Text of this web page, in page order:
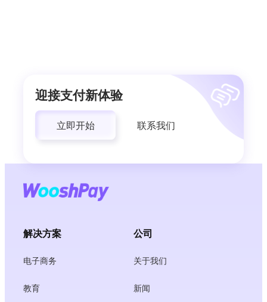
迎接支付新体验
立即开始 联系我们
解决方案
电子商务
教育
公司
关于我们
新闻